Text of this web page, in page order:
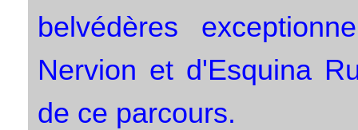
belvédères
Nervion et d'Esquina
de ce parcours.